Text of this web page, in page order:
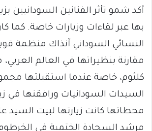
أكد شمو تأثر الفنانين السودانيين
بها عبر لقاءات وزيارات خاصة. كما
النسائي السوداني آنذاك منظمة
مقارنة بنظيراتها في العالم العربي،
كلثوم، خاصة عندما استقبلتها
السيدات السودانيات ورافقنها في
محطاتها كانت زيارتها لبيت السيد
مرشد السجادة الختمية في